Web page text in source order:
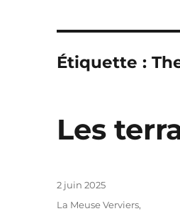
Étiquette :
Les
Publié
2 juin 2025
Catégories
La Meuse Verviers,